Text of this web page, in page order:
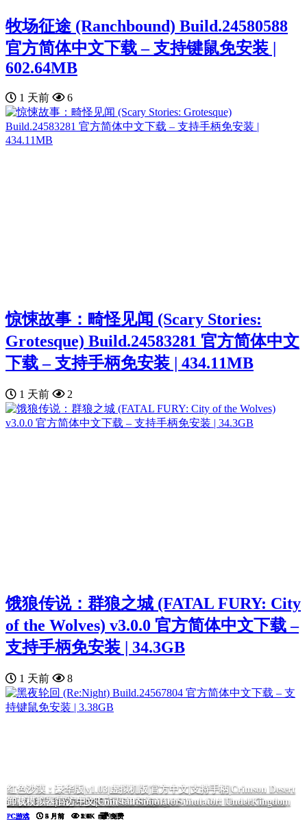
黑色灵魂2|官方中文|BLACK SOULS II
PC游戏 5 月前 5.6K 免费
我的26岁女房客：在云端|官方中文|My 26-Year-Old Female Tenant
PC游戏 5 月前 5.6K 免费
毒织千奈美|官方中文|Chinami Holic
PC游戏 5 月前 2.4K 免费
诈骗园区模拟器: 地下王国/Scam Center Simulator: UnderKingdom
PC游戏 2 月前 2.0K 免费
挂机西游模拟器
PC游戏 5 月前 1.6K 免费
红色沙漠：豪华版|v1.03|虚拟机版|官方中文|支持手柄|Crimson Desert
Deluxe Edition
PC游戏 4 月前 1.1K 免费
卸载模拟器|官方中文|Uninstall Simulator
PC游戏 5 月前 893 免费
牧场征途 (Ranchbound) Build.24580588
官方简体中文下载 – 支持键鼠免安装 |
602.64MB
1 天前 6
惊悚故事：畸怪见闻 (Scary Stories:
Grotesque) Build.24583281 官方简体中文
下载 – 支持手柄免安装 | 434.11MB
1 天前 2
饿狼传说：群狼之城 (FATAL FURY: City
of the Wolves) v3.0.0 官方简体中文下载 –
支持手柄免安装 | 34.3GB
1 天前 8